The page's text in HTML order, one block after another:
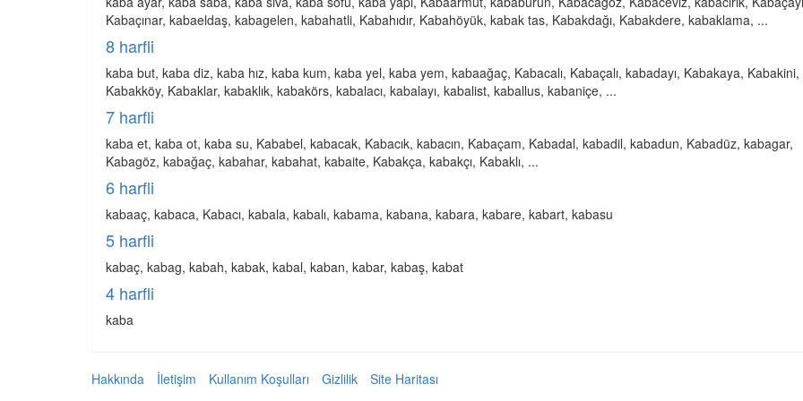
Kabaçınar, kabaeldaş, kabagelen, kabahatli, Kabahıdır, Kabahöyük, kabak tas, Kabakdağı, Kabakdere, kabaklama, ...
8 harfli
kaba but, kaba diz, kaba hız, kaba kum, kaba yel, kaba yem, kabaağaç, Kabacalı, Kabaçalı, kabadayı, Kabakaya, Kabakini,
Kabakköy, Kabaklar, kabaklık, kabakörs, kabalacı, kabalayı, kabalist, kaballus, kabaniçe, ...
7 harfli
kaba et, kaba ot, kaba su, Kababel, kabacak, Kabacık, kabacın, Kabaçam, Kabadal, kabadil, kabadun, Kabadüz, kabagar,
Kabagöz, kabağaç, kabahar, kabahat, kabaite, Kabakça, kabakçı, Kabaklı, ...
6 harfli
kabaaç, kabaca, Kabacı, kabala, kabalı, kabama, kabana, kabara, kabare, kabart, kabasu
5 harfli
kabaç, kabag, kabah, kabak, kabal, kaban, kabar, kabaş, kabat
4 harfli
kaba
Hakkında İletişim Kullanım Koşulları Gizlilik Site Haritası